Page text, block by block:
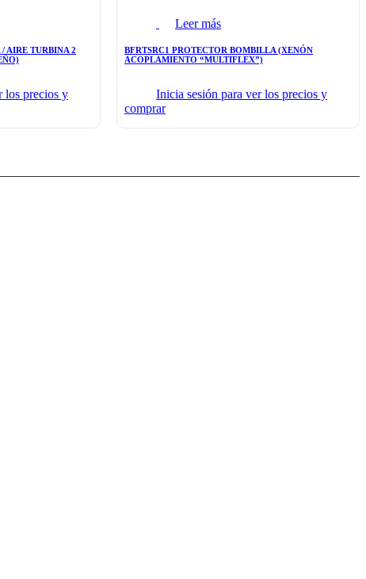
AIRE TURBINA 2
los precios y
Leer más
BFRTSRC1 PROTECTOR BOMBILLA (XENÓN
ACOPLAMIENTO “MULTIFLEX”)
Inicia sesión para ver los precios y
comprar